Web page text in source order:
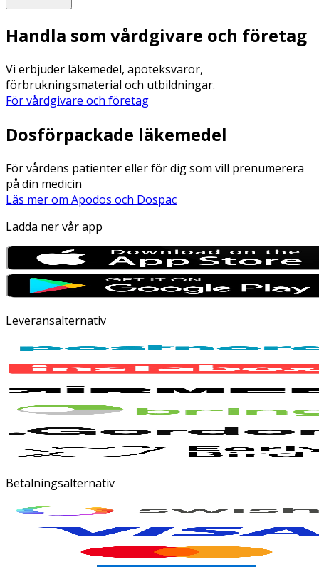
Handla som vårdgivare och företag
Vi erbjuder läkemedel, apoteksvaror,
förbrukningsmaterial och utbildningar.
För vårdgivare och företag
Dosförpackade läkemedel
För vårdens patienter eller för dig som vill prenumerera
på din medicin
Läs mer om Apodos och Dospac
Ladda ner vår app
Leveransalternativ
Betalningsalternativ